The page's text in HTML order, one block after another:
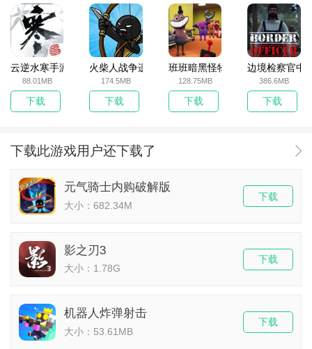
云逆水寒手游
88.01MB
下载
火柴人战争遗产无敌版
174.5MB
下载
班班暗黑怪物生存挑战5
128.75MB
下载
边境检察官中
386.6MB
下载
下载此游戏用户还下载了
元气骑士内购破解版
大小：682.34M
下载
影之刃3
大小：1.78G
下载
机器人炸弹射击
大小：53.61MB
下载